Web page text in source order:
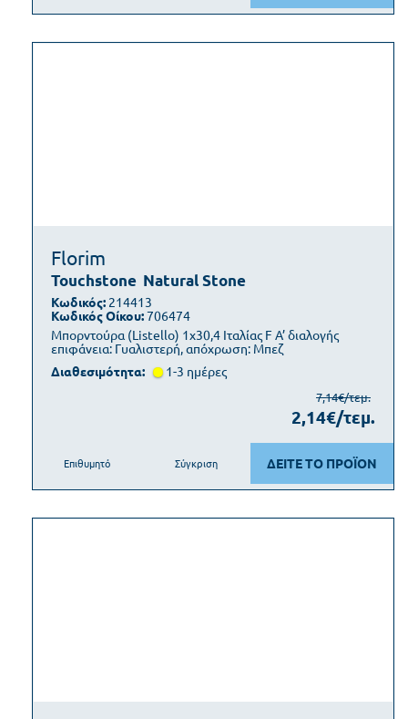
Florim
Touchstone Natural Stone
Μπορντούρα (Listello) 1x30,4 Ιταλίας F Α’ διαλογής
επιφάνεια: Γυαλιστερή, απόχρωση: Μπεζ
Κωδικός: 214413
Κωδικός Οίκου:706474
Διαθεσιμότητα: 1-3 ημέρες
7,14€/τεμ.
2,14€/τεμ.
ΔΕΙΤΕ ΤΟ ΠΡΟΪΟΝ
Επιθυμητό Σύγκριση